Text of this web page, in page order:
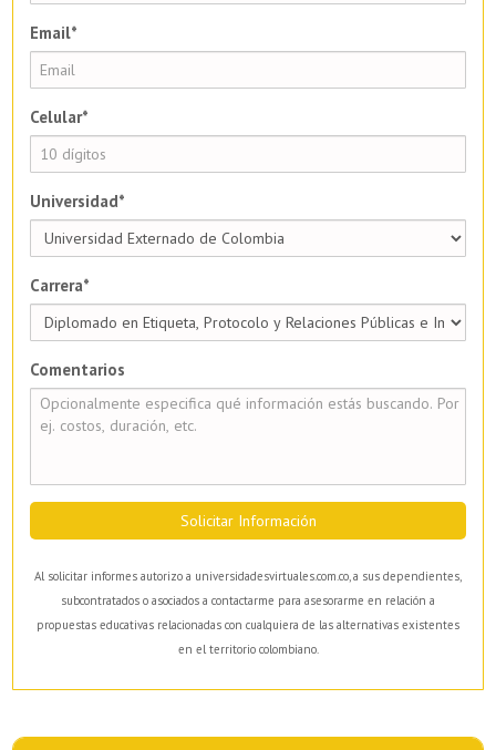
Email*
Celular*
Universidad*
Carrera*
Comentarios
Solicitar Información
Al solicitar informes autorizo a universidadesvirtuales.com.co, a sus dependientes,
subcontratados o asociados a contactarme para asesorarme en relación a
propuestas educativas relacionadas con cualquiera de las alternativas existentes
en el territorio colombiano.